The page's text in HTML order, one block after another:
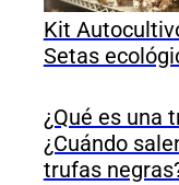
Kit
Setas
¿Qué es una
¿Cuándo
trufas